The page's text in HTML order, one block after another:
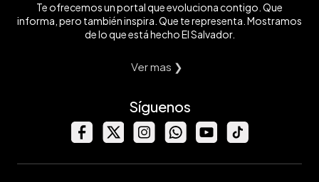
Te ofrecemos un portal que evoluciona contigo. Que
informa, pero también inspira. Que te representa. Mostramos
de lo que está hecho El Salvador.
Ver mas ❯
Síguenos